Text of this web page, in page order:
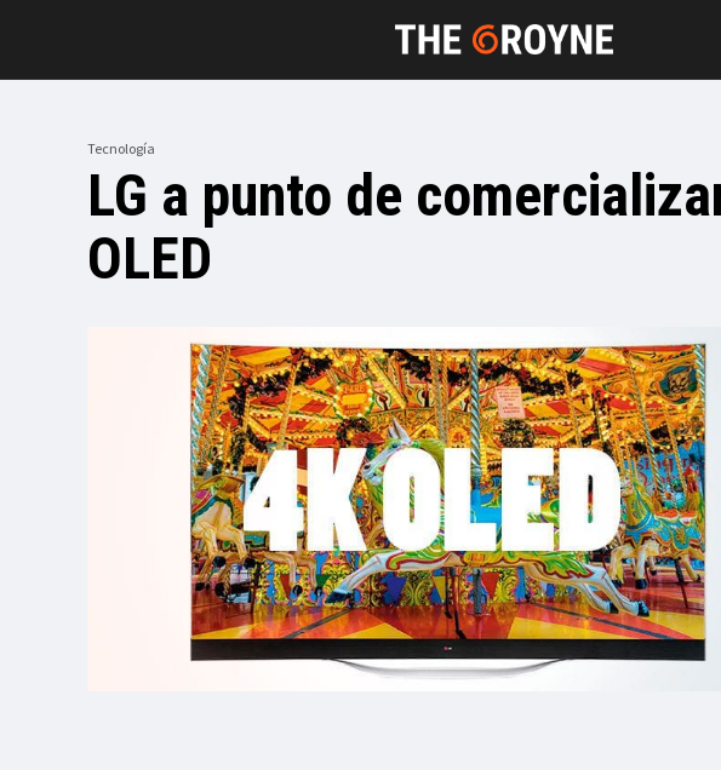
Tecnología
LG a punto de
OLED